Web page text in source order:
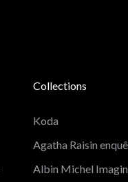
Collections
Koda
Agatha Raisin
Albin Michel